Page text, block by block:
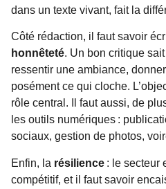
dans un texte vivant, fait la
Côté rédaction, il faut savoir
honnêteté. Un bon critique
ressentir une ambiance,
posément ce qui cloche.
rôle central. Il faut aussi, de
les outils numériques :
sociaux, gestion de photos,
Enfin, la résilience : le secteur
compétitif, et il faut savoir